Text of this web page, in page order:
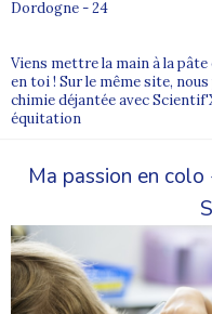
Dordogne - 24
Viens mettre la main à la
en toi ! Sur le même site,
chimie déjantée avec
équitation
Ma passion en